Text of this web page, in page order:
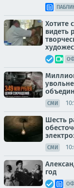
Хотите
видеть
СМИ
Шесть
СМИ
год